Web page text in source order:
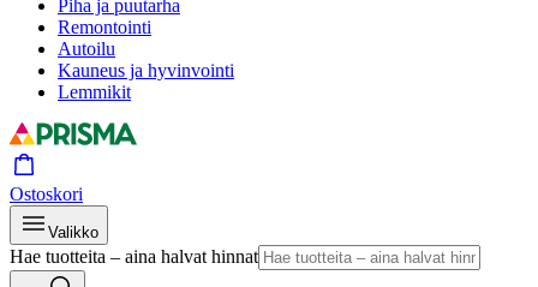
Piha ja puutarha
Remontointi
Autoilu
Kauneus ja hyvinvointi
Lemmikit
Ostoskori
Valikko
Hae tuotteita – aina halvat hinnat